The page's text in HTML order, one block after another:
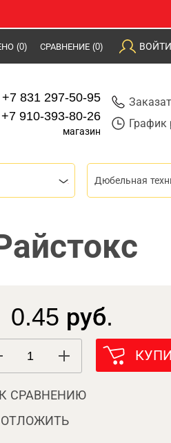
(0) СРАВНЕНИЕ (0) ВОЙТИ
+7 831 297-50-95
+7 910-393-80-26
магазин
График
Дюбельная
0.45 руб.
К СРАВНЕНИЮ
ОТЛОЖИТЬ